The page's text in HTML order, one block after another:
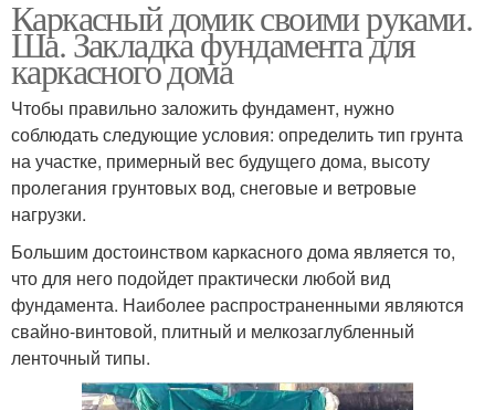
Каркасный домик своими руками.
Ша. Закладка фундамента для
каркасного дома
Чтобы правильно заложить фундамент, нужно
соблюдать следующие условия: определить тип грунта
на участке, примерный вес будущего дома, высоту
пролегания грунтовых вод, снеговые и ветровые
нагрузки.
Большим достоинством каркасного дома является то,
что для него подойдет практически любой вид
фундамента. Наиболее распространенными являются
свайно-винтовой, плитный и мелкозаглубленный
ленточный типы.